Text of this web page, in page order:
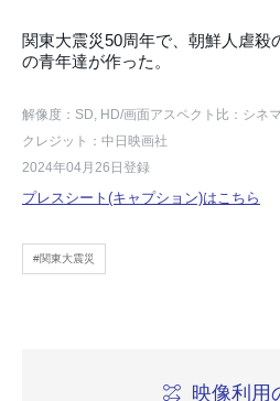
関東大震災50周年で、朝鮮人虐殺
の青年達が作った。
解像度：SD, HD/画面アスペクト比：シネ
クレジット：中日映画社
2024年04月26日登録
プレスシート(キャプション)はこちら
#関東大震災
映像利用